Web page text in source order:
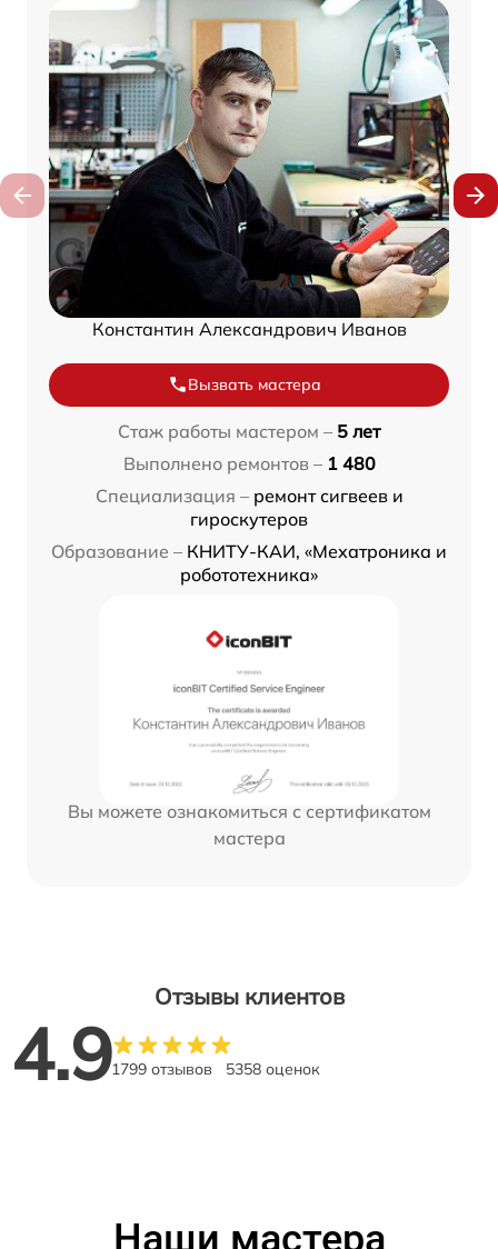
Константин Александрович Иванов
Вызвать мастера
Стаж работы мастером – 5 лет
Выполнено ремонтов – 1 480
Специализация – ремонт сигвеев и
гироскутеров
Образование – КНИТУ-КАИ, «Мехатроника и
робототехника»
Вы можете ознакомиться с сертификатом
мастера
Отзывы клиентов
4.91799 отзывов 5358 оценок
Наши мастера